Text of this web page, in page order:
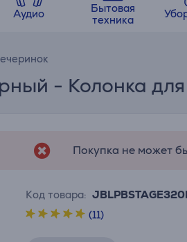
Аудио
Бытовая
техника
- Колонка
Покупка не может
Код товара:
(11)